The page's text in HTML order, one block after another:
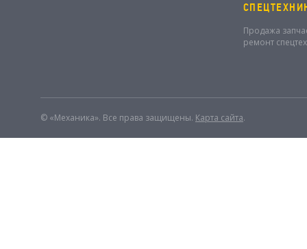
Продажа
ремонт
© «Механика». Все права защищены. Карта сайта.